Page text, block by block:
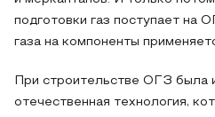
подготовки газ поступает на
газа на компоненты
При строительстве ОГЗ была
отечественная технология,